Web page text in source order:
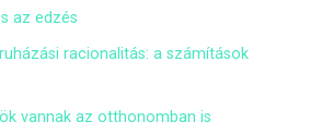
az edzés
racionalitás: a számítások
vannak az otthonomban is